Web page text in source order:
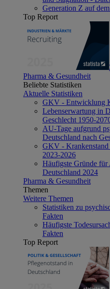
Generation Z auf
Top Report
Pharma & Gesundheit
Beliebte Statistiken
Aktuelle Statistiken
GKV - Entwicklung
Lebenserwartung in
Geschlecht 1950-
AU-Tage aufgrund
Deutschland nach
GKV - Krankenstand
2023-2026
Häufigste Gründe
Deutschland 2024
Pharma & Gesundheit
Themen
Weitere Themen
Statistiken zu
Fakten
Häufigste
Fakten
Top Report